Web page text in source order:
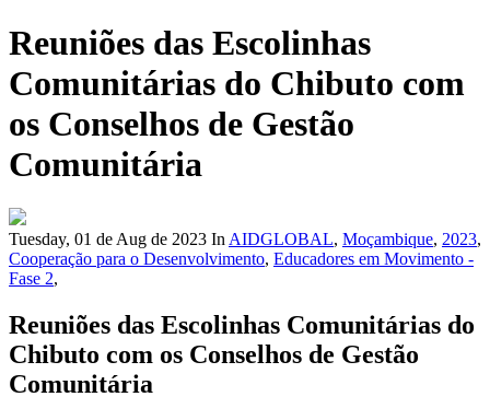
Reuniões das Escolinhas
Comunitárias do Chibuto com
os Conselhos de Gestão
Comunitária
Tuesday, 01 de Aug de 2023 In AIDGLOBAL, Moçambique, 2023,
Cooperação para o Desenvolvimento, Educadores em Movimento -
Fase 2,
Reuniões das Escolinhas Comunitárias do
Chibuto com os Conselhos de Gestão
Comunitária